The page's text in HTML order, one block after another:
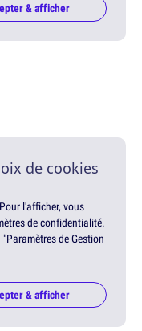
& afficher
de cookies
l'afficher, vous
de confidentialité.
de Gestion
& afficher